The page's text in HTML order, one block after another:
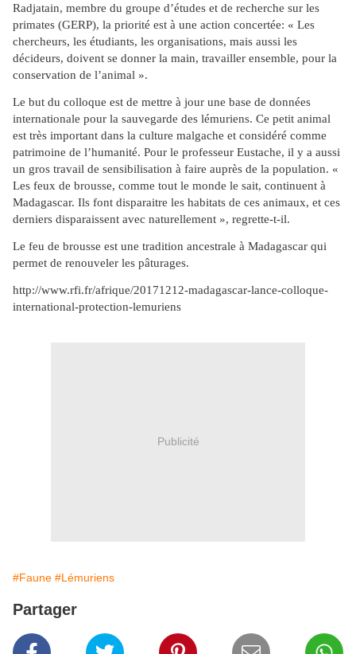
Radjatain, membre du groupe d’études et de recherche sur les
primates (GERP), la priorité est à une action concertée: « Les
chercheurs, les étudiants, les organisations, mais aussi les
décideurs, doivent se donner la main, travailler ensemble, pour la
conservation de l’animal ».
Le but du colloque est de mettre à jour une base de données
internationale pour la sauvegarde des lémuriens. Ce petit animal
est très important dans la culture malgache et considéré comme
patrimoine de l’humanité. Pour le professeur Eustache, il y a aussi
un gros travail de sensibilisation à faire auprès de la population. «
Les feux de brousse, comme tout le monde le sait, continuent à
Madagascar. Ils font disparaitre les habitats de ces animaux, et ces
derniers disparaissent avec naturellement », regrette-t-il.
Le feu de brousse est une tradition ancestrale à Madagascar qui
permet de renouveler les pâturages.
http://www.rfi.fr/afrique/20171212-madagascar-lance-colloque-
international-protection-lemuriens
Publicité
#Faune #Lémuriens
Partager